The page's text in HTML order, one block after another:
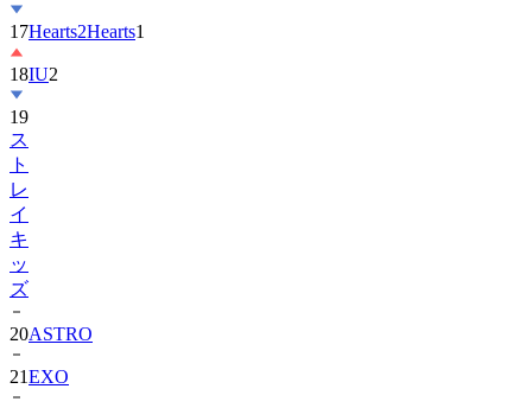
17Hearts2Hearts1
18IU2
19
ス
ト
レ
イ
キ
ッ
ズ
20ASTRO
21EXO